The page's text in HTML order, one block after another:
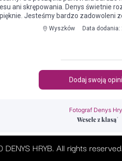
Fotograf Denys
HRYB. All rights reserved.